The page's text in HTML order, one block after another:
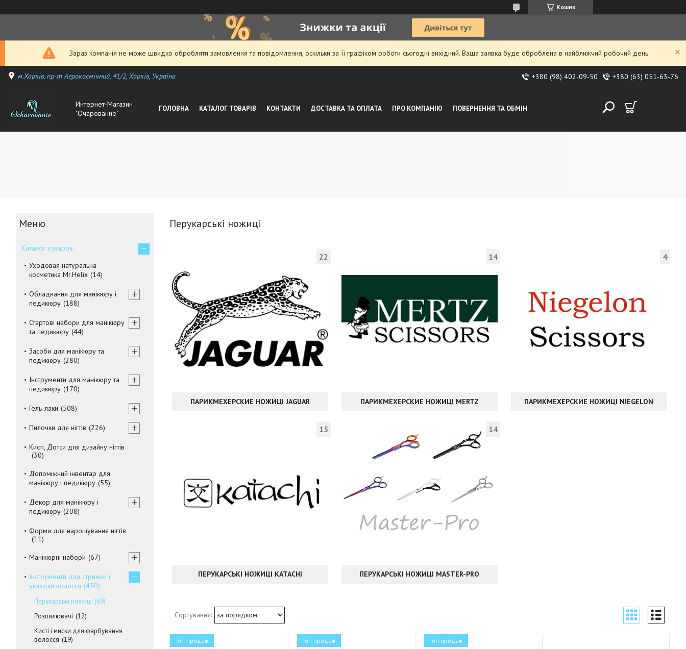
Кошик
Зараз компанія не може швидко обробляти замовлення та повідомлення, оскільки за її графіком роботи сьогодні вихідний. Ваша заявка буде оброблена в найближчий робочий день.
м.Харків, пр-т Аерокосмічний, 41/2, Харків, Україна +380 (98) 402-09-50 +380 (63) 051-63-76
Интернет-Магазин
"Очарование"
ГОЛОВНА КАТАЛОГ ТОВАРІВ КОНТАКТИ ДОСТАВКА ТА ОПЛАТА ПРО КОМПАНІЮ ПОВЕРНЕННЯ ТА ОБМІН
Перукарські ножиці
ПАРИКМЕХЕРСКИЕ НОЖИЦІ JAGUAR
22
ПАРИКМЕХЕРСКИЕ НОЖИЦІ MERTZ
14
ПАРИКМЕХЕРСКИЕ НОЖИЦІ NIEGELON
4
ПЕРУКАРСЬКІ НОЖИЦІ KATACHI
15
ПЕРУКАРСЬКІ НОЖИЦІ MASTER-PRO
14
Топ продаж Топ продаж Топ продаж
Каталог товаров
Уходовая натуральна
косметика Mr.Helix 14
Обладнання для манікюру і
педикюру 188
Стартові набори для манікюру
та педикюру 44
Засоби для манікюру та
педикюру 280
Інструменти для манікюру та
педикюру 170
Гель-лаки 508
Пилочки для нігтів 226
Кисті, Дотси для дизайну нігтів
30
Допоміжний інвентар для
манікюру і педикюру 55
Декор для манікюру і
педикюру 208
Форми для нарощування нігтів
11
Манікюрні набори 67
Інструменти для стрижки і
укладки волосся 450
Перукарські ножиці
69
Розпилювачі 12
Кисті і миски для фарбування
волосся 19